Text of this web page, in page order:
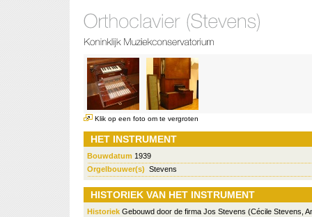
Klik op een foto om te vergroten
HET INSTRUMENT
Bouwdatum 1939
Orgelbouwer(s) Stevens
HISTORIEK VAN HET INSTRUMENT
Historiek Gebouwd door de firma Jos Stevens (Cécile Stevens,